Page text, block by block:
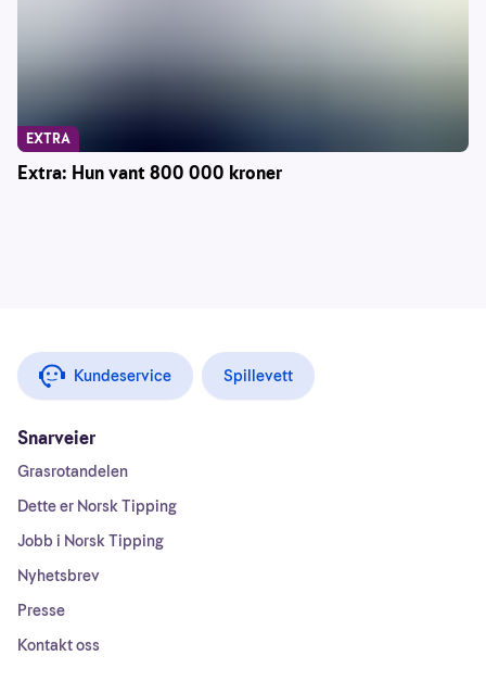
Extra: Hun vant 800 000 kroner
EXTRA
Kundeservice Spillevett
Snarveier
Grasrotandelen
Dette er Norsk Tipping
Jobb i Norsk Tipping
Nyhetsbrev
Presse
Kontakt oss